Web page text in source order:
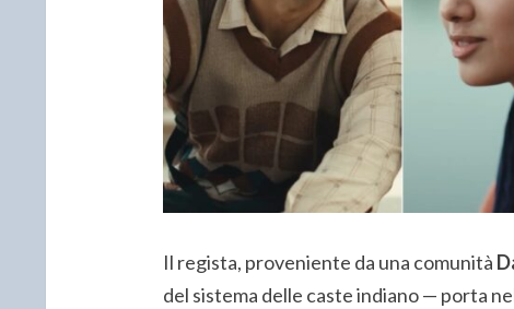
Il regista, proveniente da una comunità
del sistema delle caste indiano — porta